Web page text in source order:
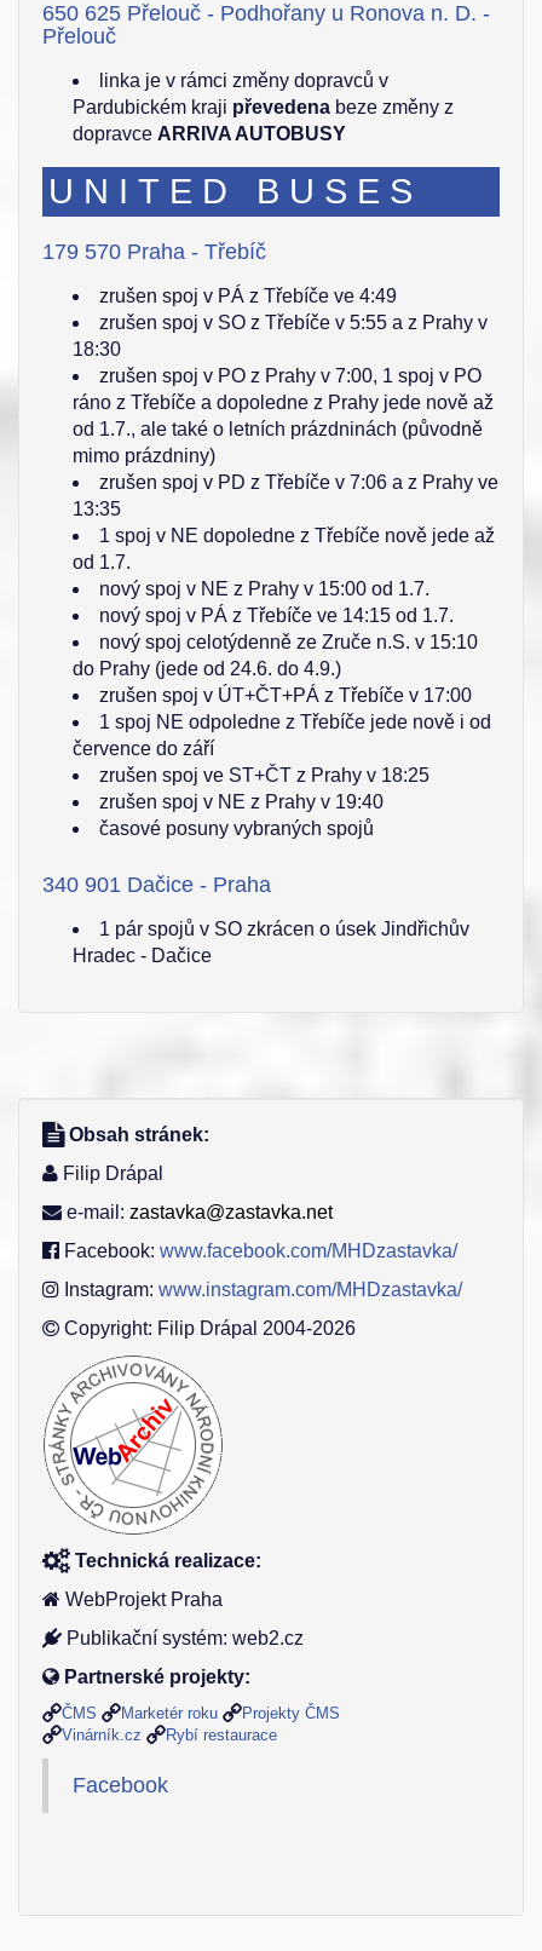
650 625 Přelouč - Podhořany u Ronova n. D. -
Přelouč
linka je v rámci změny dopravců v
Pardubickém kraji převedena beze změny z
dopravce ARRIVA AUTOBUSY
UNITED BUSES
179 570 Praha - Třebíč
zrušen spoj v PÁ z Třebíče ve 4:49
zrušen spoj v SO z Třebíče v 5:55 a z Prahy v
18:30
zrušen spoj v PO z Prahy v 7:00, 1 spoj v PO
ráno z Třebíče a dopoledne z Prahy jede nově až
od 1.7., ale také o letních prázdninách (původně
mimo prázdniny)
zrušen spoj v PD z Třebíče v 7:06 a z Prahy ve
13:35
1 spoj v NE dopoledne z Třebíče nově jede až
od 1.7.
nový spoj v NE z Prahy v 15:00 od 1.7.
nový spoj v PÁ z Třebíče ve 14:15 od 1.7.
nový spoj celotýdenně ze Zruče n.S. v 15:10
do Prahy (jede od 24.6. do 4.9.)
zrušen spoj v ÚT+ČT+PÁ z Třebíče v 17:00
1 spoj NE odpoledne z Třebíče jede nově i od
července do září
zrušen spoj ve ST+ČT z Prahy v 18:25
zrušen spoj v NE z Prahy v 19:40
časové posuny vybraných spojů
340 901 Dačice - Praha
1 pár spojů v SO zkrácen o úsek Jindřichův
Hradec - Dačice
Obsah stránek:
Filip Drápal
e-mail: zastavka@zastavka.net
Facebook: www.facebook.com/MHDzastavka/
Instagram: www.instagram.com/MHDzastavka/
Copyright: Filip Drápal 2004-2026
Technická realizace:
WebProjekt Praha
Publikační systém: web2.cz
Partnerské projekty:
ČMS Marketér roku
Projekty ČMS
Vinárník.cz
Rybí restaurace
Facebook